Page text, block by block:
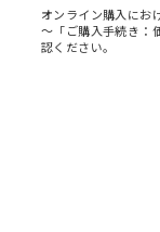
オンライン購入にお
～「ご購入手続き：
認ください。